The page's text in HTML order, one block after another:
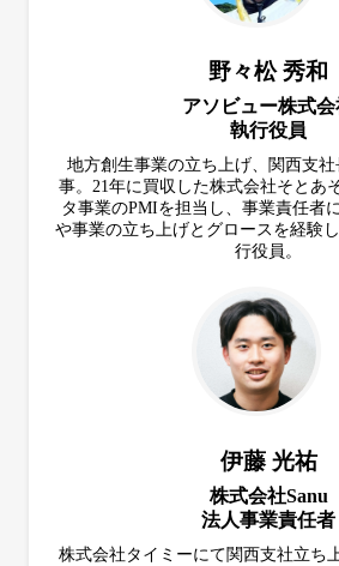
野々松 秀和
アソビュー株式会
執行役員
地方創生事業の立ち上げ、関西支
事。21年に買収した株式会社そとあ
タ事業のPMIを担当し、事業責任者
や事業の立ち上げとグロースを経験
行役員。
伊藤 光祐
株式会社Sanu
法人事業責任者
株式会社タイミーにて関西支社立ち